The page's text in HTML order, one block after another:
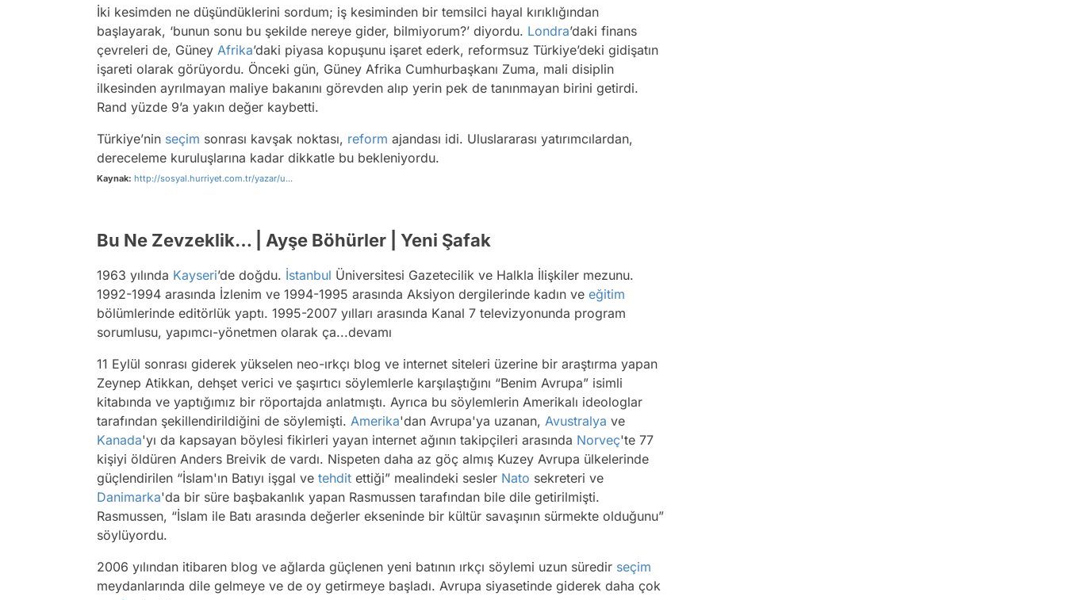
İki kesimden ne düşündüklerini sordum; iş kesiminden bir temsilci hayal kırıklığından
başlayarak, ‘bunun sonu bu şekilde nereye gider, bilmiyorum?’ diyordu. Londra’daki finans
çevreleri de, Güney Afrika’daki piyasa kopuşunu işaret ederk, reformsuz Türkiye’deki gidişatın
işareti olarak görüyordu. Önceki gün, Güney Afrika Cumhurbaşkanı Zuma, mali disiplin
ilkesinden ayrılmayan maliye bakanını görevden alıp yerin pek de tanınmayan birini getirdi.
Rand yüzde 9’a yakın değer kaybetti.
Türkiye’nin seçim sonrası kavşak noktası, reform ajandası idi. Uluslararası yatırımcılardan,
dereceleme kuruluşlarına kadar dikkatle bu bekleniyordu.
Kaynak: http://sosyal.hurriyet.com.tr/yazar/u...
Bu Ne Zevzeklik… | Ayşe Böhürler | Yeni Şafak
1963 yılında Kayseri’de doğdu. İstanbul Üniversitesi Gazetecilik ve Halkla İlişkiler mezunu.
1992-1994 arasında İzlenim ve 1994-1995 arasında Aksiyon dergilerinde kadın ve eğitim
bölümlerinde editörlük yaptı. 1995-2007 yılları arasında Kanal 7 televizyonunda program
sorumlusu, yapımcı-yönetmen olarak ça...devamı
11 Eylül sonrası giderek yükselen neo-ırkçı blog ve internet siteleri üzerine bir araştırma yapan
Zeynep Atikkan, dehşet verici ve şaşırtıcı söylemlerle karşılaştığını “Benim Avrupa” isimli
kitabında ve yaptığımız bir röportajda anlatmıştı. Ayrıca bu söylemlerin Amerikalı ideologlar
tarafından şekillendirildiğini de söylemişti. Amerika'dan Avrupa'ya uzanan, Avustralya ve
Kanada'yı da kapsayan böylesi fikirleri yayan internet ağının takipçileri arasında Norveç'te 77
kişiyi öldüren Anders Breivik de vardı. Nispeten daha az göç almış Kuzey Avrupa ülkelerinde
güçlendirilen “İslam'ın Batıyı işgal ve tehdit ettiği” mealindeki sesler Nato sekreteri ve
Danimarka'da bir süre başbakanlık yapan Rasmussen tarafından bile dile getirilmişti.
Rasmussen, “İslam ile Batı arasında değerler ekseninde bir kültür savaşının sürmekte olduğunu”
söylüyordu.
2006 yılından itibaren blog ve ağlarda güçlenen yeni batının ırkçı söylemi uzun süredir seçim
meydanlarında dile gelmeye ve de oy getirmeye başladı. Avrupa siyasetinde giderek daha çok